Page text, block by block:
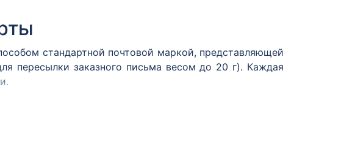
стандартной почтовой маркой, представляющей
пересылки заказного письма весом до 20 г). Каждая
обсуживающимся по абонементу.